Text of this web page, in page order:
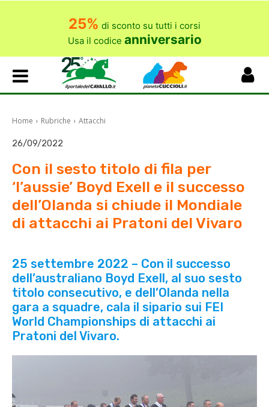
25% di sconto su tutti i corsi
Usa il codice anniversario
Home Rubriche Attacchi
26/09/2022
Con il sesto titolo di fila per
‘l’aussie’ Boyd Exell e il successo
dell’Olanda si chiude il Mondiale
di attacchi ai Pratoni del Vivaro
25 settembre 2022 – Con il successo
dell’australiano Boyd Exell, al suo sesto
titolo consecutivo, e dell’Olanda nella
gara a squadre, cala il sipario sui FEI
World Championships di attacchi ai
Pratoni del Vivaro.